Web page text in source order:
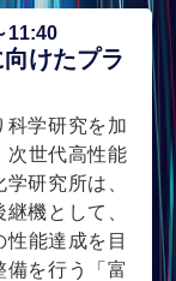
11:40
けたプラ
科学研究を加
次世代高性能
研究所は、
機として、
能達成を目
を行う「富